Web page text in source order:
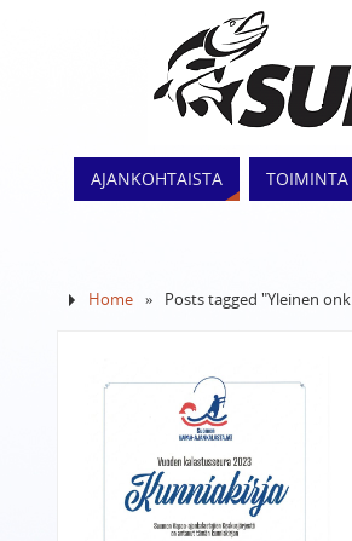
AJANKOHTAISTA TOIMINTA
Home » Posts tagged "Yleinen